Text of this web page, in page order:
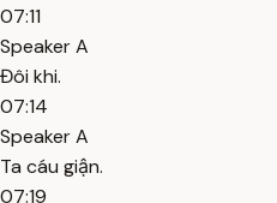
07:11
Speaker A
Đôi khi.
07:14
Speaker A
Ta cáu giận.
07:19